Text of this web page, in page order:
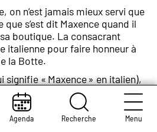
Agenda Recherche Menu
on n’est jamais mieux servi que
que s’est dit Maxence quand il
boutique. La consacrant
italienne pour faire honneur à
la Botte.
signifie « Maxence » en italien),
pépites de leur terroir. De la
par les Pouilles, l’Ombrie
gérant de 32 ans révèle à